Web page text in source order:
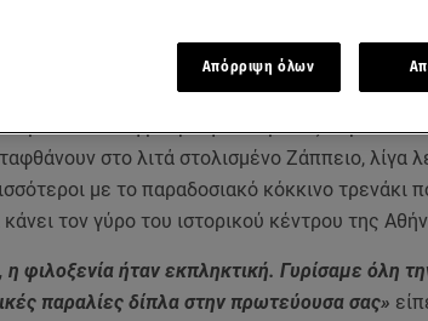
από τους μεγαλύτερους ιδιωτικούς
τα τελευταία χρόνια, με το ζευγάρι των
από τη μακρινή Ινδία με τις
στο λιτά στολισμένο Ζάππειο, λίγα
με το παραδοσιακό κόκκινο τρενάκι
τον γύρο του ιστορικού κέντρου της
φιλοξενία ήταν εκπληκτική. Γυρίσαμε όλη
παραλίες δίπλα στην πρωτεύουσα σας»
Απόρριψη όλων